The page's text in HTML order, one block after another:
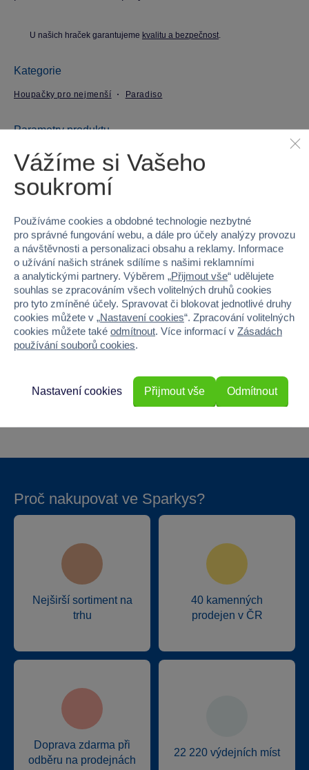
U našich hraček garantujeme kvalitu a bezpečnost.
Kategorie
Houpačky pro nejmenší Paradiso
Parametry produktu
EAN 5420051227013
Značka Paradiso
Věk od 3
Pohlaví HOLKA, KLUK
Šířka 113
Výška
Proč nakupovat ve Sparkys?
Nejširší sortiment na
trhu
40 kamenných
prodejen v ČR
Doprava zdarma při
odběru na prodejnách
22 220 výdejních míst
Vážíme si Vašeho
soukromí
Používáme cookies a obdobné technologie nezbytné
pro správné fungování webu, a dále pro účely analýzy provozu
a návštěvnosti a personalizaci obsahu a reklamy. Informace
o užívání našich stránek sdílíme s našimi reklamními
a analytickými partnery. Výběrem „Přijmout vše“ udělujete
souhlas se zpracováním všech volitelných druhů cookies
pro tyto zmíněné účely. Spravovat či blokovat jednotlivé druhy
cookies můžete v „Nastavení cookies“. Zpracování volitelných
cookies můžete také odmítnout. Více informací v Zásadách
používání souborů cookies.
Odmítnout
Nastavení cookies Přijmout vše